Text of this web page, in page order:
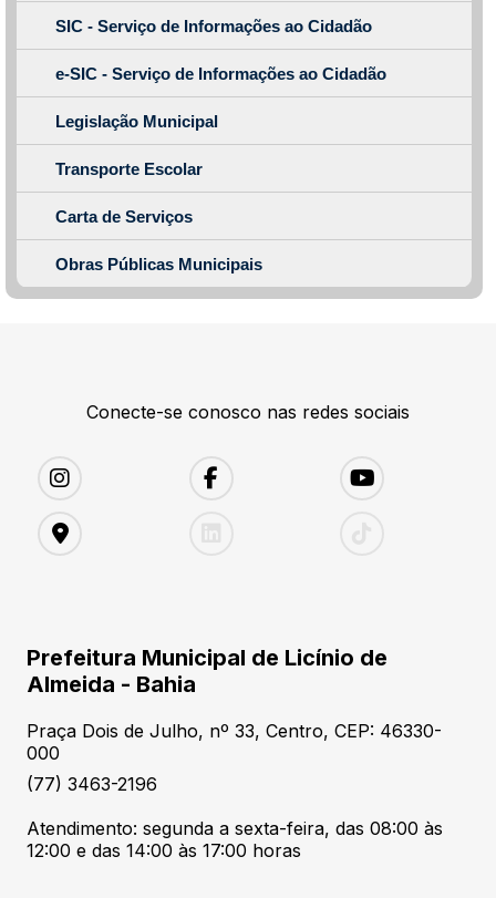
SIC - Serviço de Informações ao Cidadão
e-SIC - Serviço de Informações ao Cidadão
Legislação Municipal
Transporte Escolar
Carta de Serviços
Obras Públicas Municipais
Conecte-se conosco nas redes sociais
Prefeitura Municipal de Licínio de
Almeida - Bahia
Praça Dois de Julho, nº 33, Centro, CEP: 46330-
000
(77) 3463-2196
Atendimento: segunda a sexta-feira, das 08:00 às
12:00 e das 14:00 às 17:00 horas